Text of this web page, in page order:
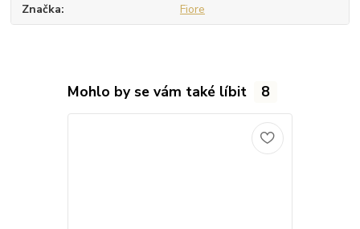
Značka Fiore
Mohlo by se vám také líbit 8